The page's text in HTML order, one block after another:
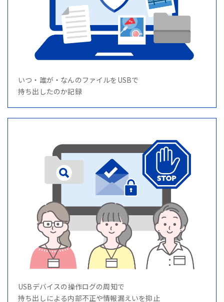
いつ・誰が・なんのファイルをUSBで
持ち出したのか記録
USBデバイスの操作ログの周知で
持ち出しによる内部不正や情報漏えいを抑止